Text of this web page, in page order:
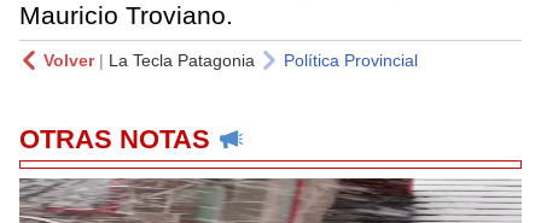
Mauricio Troviano.
Volver| La Tecla Patagonia Política Provincial
OTRAS NOTAS